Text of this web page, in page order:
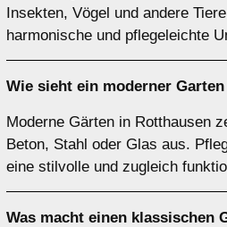
Insekten, Vögel und andere
harmonische und pflegeleichte
Wie sieht ein moderner
Moderne Gärten in Rotthausen
Beton, Stahl oder Glas aus.
eine stilvolle und zugleich
Was macht einen klassischen